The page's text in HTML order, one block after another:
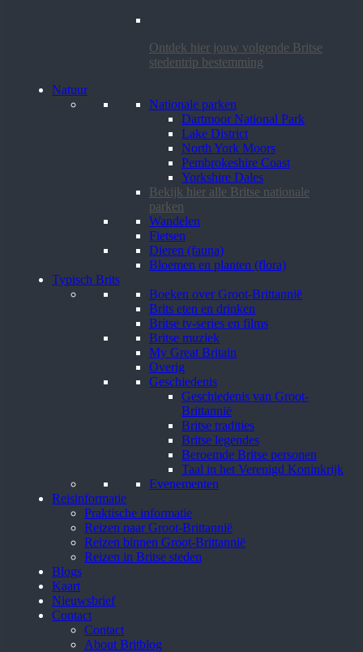
Ontdek hier jouw volgende Britse
stedentrip bestemming
Natuur
Nationale parken
Dartmoor National Park
Lake District
North York Moors
Pembrokeshire Coast
Yorkshire Dales
Bekijk hier alle Britse nationale
parken
Wandelen
Fietsen
Dieren (fauna)
Bloemen en planten (flora)
Typisch Brits
Boeken over Groot-Brittannië
Brits eten en drinken
Britse tv-series en films
Britse muziek
My Great Britain
Overig
Geschiedenis
Geschiedenis van Groot-
Brittannië
Britse tradities
Britse legendes
Beroemde Britse personen
Taal in het Verenigd Koninkrijk
Evenementen
Reisinformatie
Praktische informatie
Reizen naar Groot-Brittannië
Reizen binnen Groot-Brittannië
Reizen in Britse steden
Blogs
Kaart
Nieuwsbrief
Contact
Contact
About Britblog